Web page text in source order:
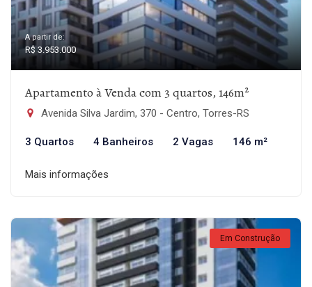
A partir de:
R$ 3.953.000
Apartamento à Venda com 3 quartos, 146m²
Avenida Silva Jardim, 370 - Centro, Torres-RS
3 Quartos 4 Banheiros 2 Vagas 146 m²
Mais informações
Em Construção